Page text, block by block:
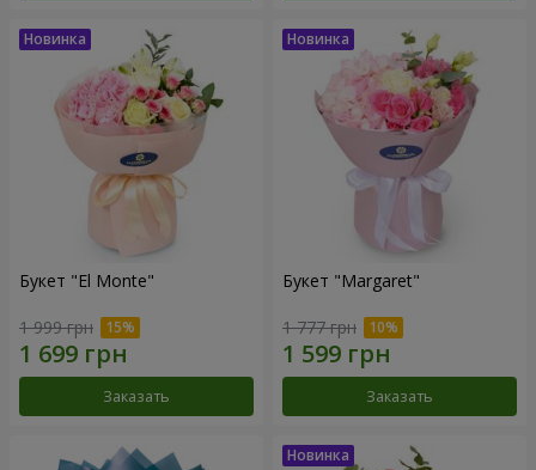
Букет "El Monte"
1 999 грн
Заказать
Букет "Margaret"
1 777 грн
Заказать